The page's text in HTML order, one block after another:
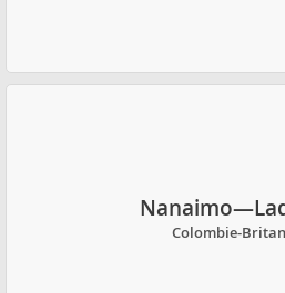
Colombie-